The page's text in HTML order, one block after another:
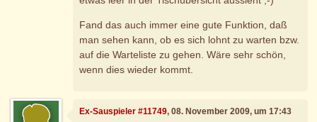
Fand das auch immer eine gute Funktion, daß
man sehen kann, ob es sich lohnt zu warten bzw.
auf die Warteliste zu gehen. Wäre sehr schön,
wenn dies wieder kommt.
Ex-Sauspieler #11749, 08. November 2009, um 17:43